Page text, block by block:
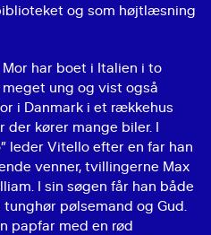
og som højtlæsning
har boet i Italien i to
ung og vist også
i Danmark i et rækkehus
der kører mange biler. I
leder Vitello efter en far han
venner, tvillingerne Max
I sin søgen får han både
pølsemand og Gud.
papfar med en rød